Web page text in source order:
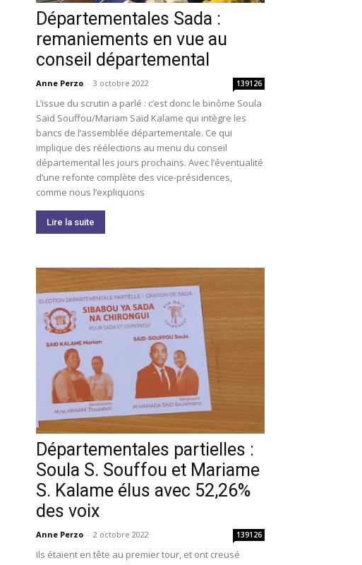
Départementales Sada :
remaniements en vue au
conseil départemental
Anne Perzo - 3 octobre 2022 139126
L’issue du scrutin a parlé : c’est donc le binôme Soula
Saïd Souffou/Mariam Saïd Kalame qui intègre les
bancs de l’assemblée départementale. Ce qui
implique des réélections au menu du conseil
départemental les jours prochains. Avec l’éventualité
d’une refonte complète des vice-présidences,
comme nous l’expliquons
Lire la suite
Départementales partielles :
Soula S. Souffou et Mariame
S. Kalame élus avec 52,26%
des voix
Anne Perzo - 2 octobre 2022 139126
Ils étaient en tête au premier tour, et ont creusé